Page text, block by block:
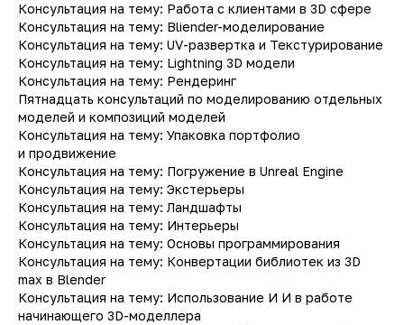
Консультация на тему: Работа с клиентами в 3D сфере
Консультация на тему: Bliender-моделирование
Консультация на тему: UV-развертка и Текстурирование
Консультация на тему: Lightning 3D модели
Консультация на тему: Рендеринг
Пятнадцать консультаций по моделированию отдельных
моделей и композиций моделей
Консультация на тему: Упаковка портфолио
и продвижение
Консультация на тему: Погружение в Unreal Engine
Консультация на тему: Экстерьеры
Консультация на тему: Ландшафты
Консультация на тему: Интерьеры
Консультация на тему: Основы программирования
Консультация на тему: Конвертации библиотек из 3D
max в Blender
Консультация на тему: Использование И И в работе
начинающего 3D-моделлера